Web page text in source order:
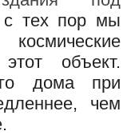
тех пор мы
объект.
дома при
чем